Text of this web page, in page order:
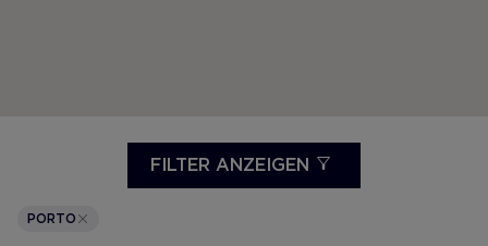
FILTER ANZEIGEN
PORTO